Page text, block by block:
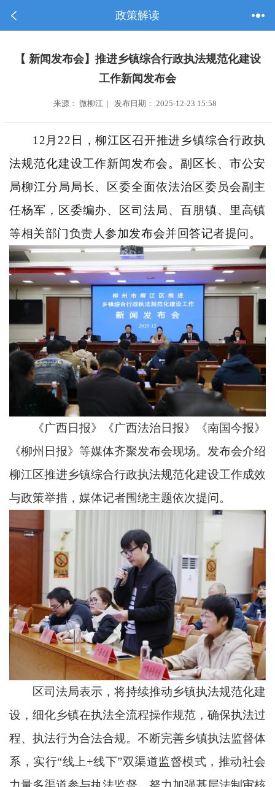
政策解读
【 新闻发布会】推进乡镇综合行政执法规范化建设
工作新闻发布会
来源： 微柳江 | 发布日期： 2025-12-23 15:58
12月22日，柳江区召开推进乡镇综合行政执
法规范化建设工作新闻发布会。副区长、市公安
局柳江分局局长、区委全面依法治区委员会副主
任杨军，区委编办、区司法局、百朋镇、里高镇
等相关部门负责人参加发布会并回答记者提问。
《广西日报》《广西法治日报》《南国今报》
《柳州日报》等媒体齐聚发布会现场。发布会介绍
柳江区推进乡镇综合行政执法规范化建设工作成效
与政策举措，媒体记者围绕主题依次提问。
区司法局表示，将持续推动乡镇执法规范化建
设，细化乡镇在执法全流程操作规范，确保执法过
程、执法行为合法合规。不断完善乡镇执法监督体
系，实行“线上+线下”双渠道监督模式，推动社会